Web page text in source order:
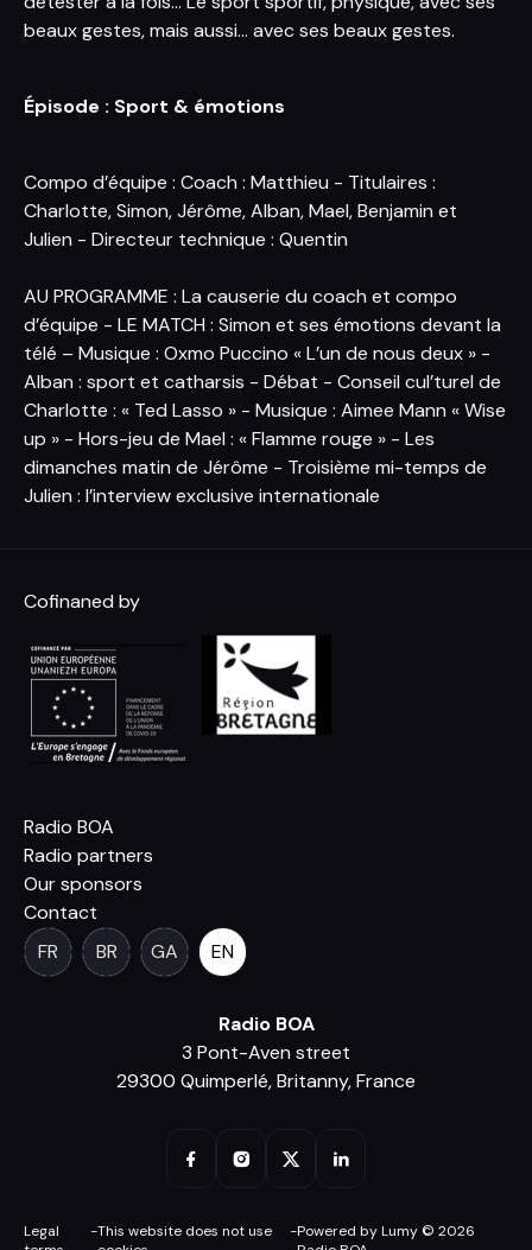
beaux gestes, mais aussi… avec ses beaux gestes.
Épisode : Sport & émotions
Compo d’équipe : Coach : Matthieu - Titulaires :
Charlotte, Simon, Jérôme, Alban, Mael, Benjamin et
Julien - Directeur technique : Quentin
AU PROGRAMME : La causerie du coach et compo
d’équipe - LE MATCH : Simon et ses émotions devant la
télé – Musique : Oxmo Puccino « L’un de nous deux » -
Alban : sport et catharsis - Débat - Conseil cul’turel de
Charlotte : « Ted Lasso » - Musique : Aimee Mann « Wise
up » - Hors-jeu de Mael : « Flamme rouge » - Les
dimanches matin de Jérôme - Troisième mi-temps de
Julien : l’interview exclusive internationale
Cofinaned by
Radio BOA
Radio partners
Our sponsors
Contact
FR
BR GA EN
Radio BOA
3 Pont-Aven street
29300 Quimperlé, Britanny, France
Legal
-This website does not use
-Powered by Lumy © 2026